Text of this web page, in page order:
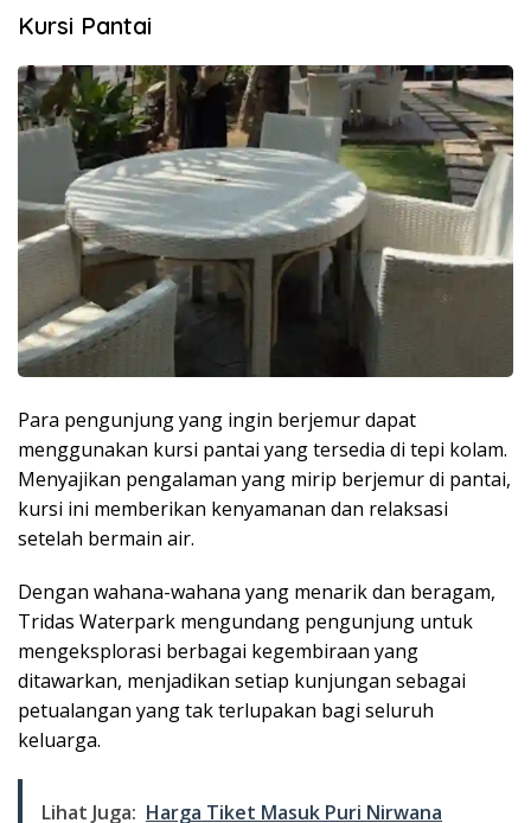
Kursi Pantai
Para pengunjung yang ingin berjemur dapat
menggunakan kursi pantai yang tersedia di tepi kolam.
Menyajikan pengalaman yang mirip berjemur di pantai,
kursi ini memberikan kenyamanan dan relaksasi
setelah bermain air.
Dengan wahana-wahana yang menarik dan beragam,
Tridas Waterpark mengundang pengunjung untuk
mengeksplorasi berbagai kegembiraan yang
ditawarkan, menjadikan setiap kunjungan sebagai
petualangan yang tak terlupakan bagi seluruh
keluarga.
Lihat Juga: Harga Tiket Masuk Puri Nirwana